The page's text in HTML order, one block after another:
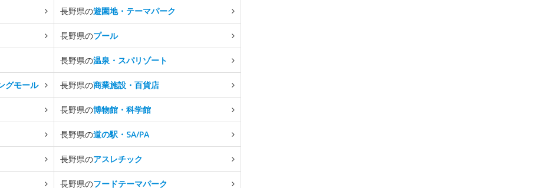
長野県の遊園地・テーマパーク
長野県のプール
長野県の温泉・スパリゾート
グモール 長野県の商業施設・百貨店
長野県の博物館・科学館
長野県の道の駅・SA/PA
長野県のアスレチック
長野県のフードテーマパーク